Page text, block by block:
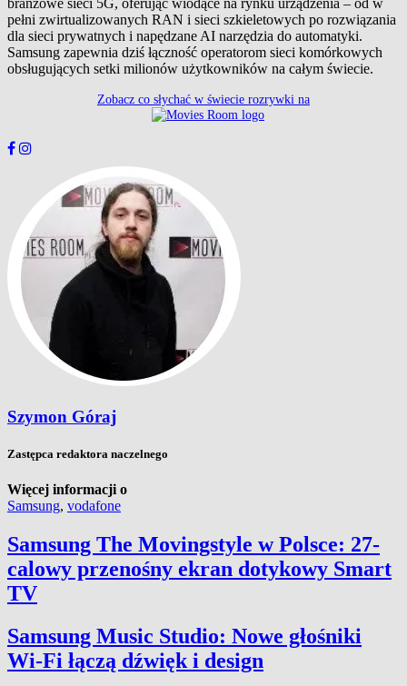
branżowe sieci 5G, oferując wiodące na rynku urządzenia – od w
pełni zwirtualizowanych RAN i sieci szkieletowych po rozwiązania
dla sieci prywatnych i napędzane AI narzędzia do automatyki.
Samsung zapewnia dziś łączność operatorom sieci komórkowych
obsługujących setki milionów użytkowników na całym świecie.
Zobacz co słychać w świecie rozrywki na
Szymon Góraj
Zastępca redaktora naczelnego
Więcej informacji o
Samsung, vodafone
Samsung The Movingstyle w Polsce: 27-
calowy przenośny ekran dotykowy Smart
TV
Samsung Music Studio: Nowe głośniki
Wi-Fi łączą dźwięk i design